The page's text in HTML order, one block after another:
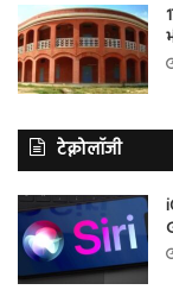
टेक्नोलॉजी